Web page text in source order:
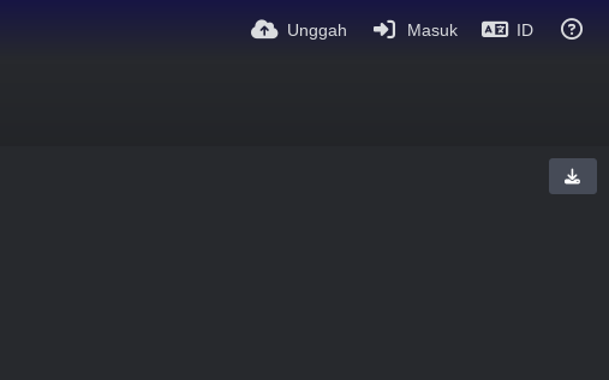
Unggah Masuk ID